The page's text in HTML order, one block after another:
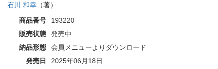
石川 和幸 （著）
商品番号
193220
販売状態
発売中
納品形態
会員メニューよりダウンロード
発売日
2025年06月18日